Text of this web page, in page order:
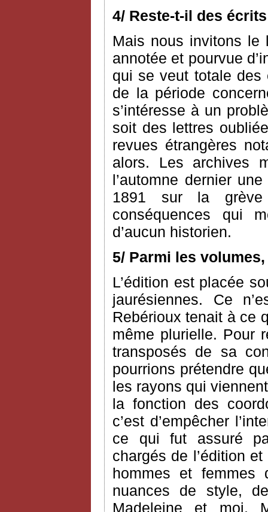
4/ Reste-t-il des
Mais nous invitons le
annotée et pourvue
qui se veut totale des
de la période
s’intéresse à un
soit des lettres
revues étrangères
alors. Les archives
l’automne dernier
1891 sur la
conséquences qui
d’aucun historien.
5/ Parmi les
L’édition est placée
jaurésiennes. Ce
Rebérioux tenait à ce
même plurielle. Pour
transposés de sa
pourrions prétendre
les rayons qui
la fonction des
c’est d’empêcher
ce qui fut assuré
chargés de l’édition
hommes et
nuances de style,
Madeleine et moi,